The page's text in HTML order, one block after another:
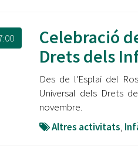
Celebració
Drets dels
Des de l'Esplai del
Universal dels Drets
novembre.
Altres activitats,